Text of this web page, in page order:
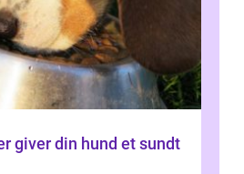
giver din hund et sundt